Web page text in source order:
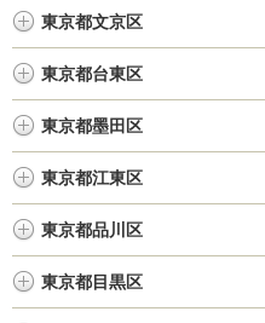
東京都文京区
東京都台東区
東京都墨田区
東京都江東区
東京都品川区
東京都目黒区